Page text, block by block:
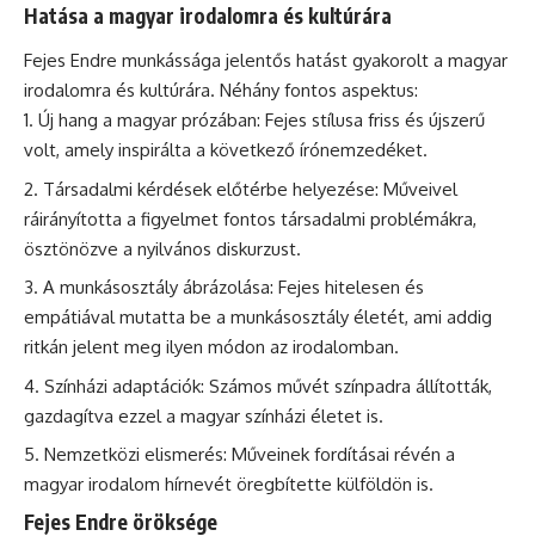
Hatása a magyar irodalomra és kultúrára
Fejes Endre munkássága jelentős hatást gyakorolt a magyar
irodalomra és kultúrára. Néhány fontos aspektus:
Új hang a magyar prózában: Fejes stílusa friss és újszerű
volt, amely inspirálta a következő írónemzedéket.
Társadalmi kérdések előtérbe helyezése: Műveivel
ráirányította a figyelmet fontos társadalmi problémákra,
ösztönözve a nyilvános diskurzust.
A munkásosztály ábrázolása: Fejes hitelesen és
empátiával mutatta be a munkásosztály életét, ami addig
ritkán jelent meg ilyen módon az irodalomban.
Színházi adaptációk: Számos művét színpadra állították,
gazdagítva ezzel a magyar színházi életet is.
Nemzetközi elismerés: Műveinek fordításai révén a
magyar irodalom hírnevét öregbítette külföldön is.
Fejes Endre öröksége